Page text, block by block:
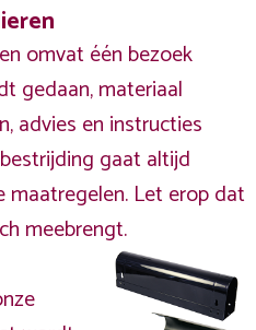
omvat één bezoek
gedaan, materiaal
advies en instructies
gaat altijd
maatregelen. Let erop dat
meebrengt.